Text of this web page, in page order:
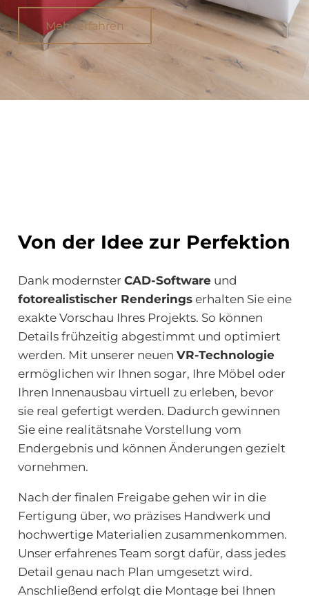
Mehr erfahren
Von der Idee zur Perfektion
Dank modernster CAD-Softwareund
fotorealistischer Renderingserhalten Sie eine
exakte Vorschau Ihres Projekts. So können
Details frühzeitig abgestimmt und optimiert
werden. Mit unserer neuen VR-Technologie
ermöglichen wir Ihnen sogar, Ihre Möbel oder
Ihren Innenausbau virtuell zu erleben, bevor
sie real gefertigt werden. Dadurch gewinnen
Sie eine realitätsnahe Vorstellung vom
Endergebnis und können Änderungen gezielt
vornehmen.
Nach der finalen Freigabe gehen wir in die
Fertigung über, wo präzises Handwerk und
hochwertige Materialien zusammenkommen.
Unser erfahrenes Team sorgt dafür, dass jedes
Detail genau nach Plan umgesetzt wird.
Anschließend erfolgt die Montage bei Ihnen